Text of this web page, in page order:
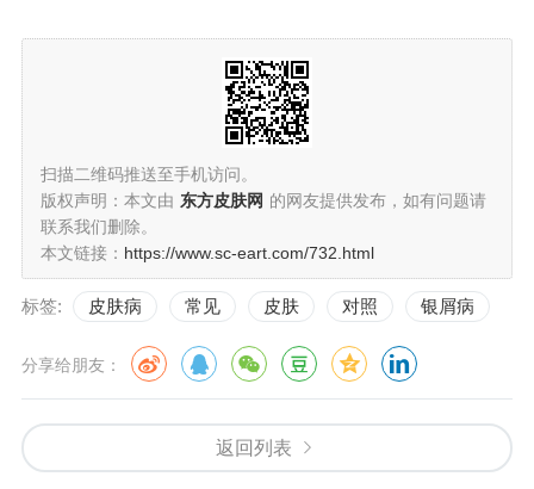
扫描二维码推送至手机访问。
版权声明：本文由 东方皮肤网 的网友提供发布，如有问题请
联系我们删除。
本文链接： https://www.sc-eart.com/732.html
标签: 皮肤病 常见 皮肤 对照 银屑病
分享给朋友：
返回列表